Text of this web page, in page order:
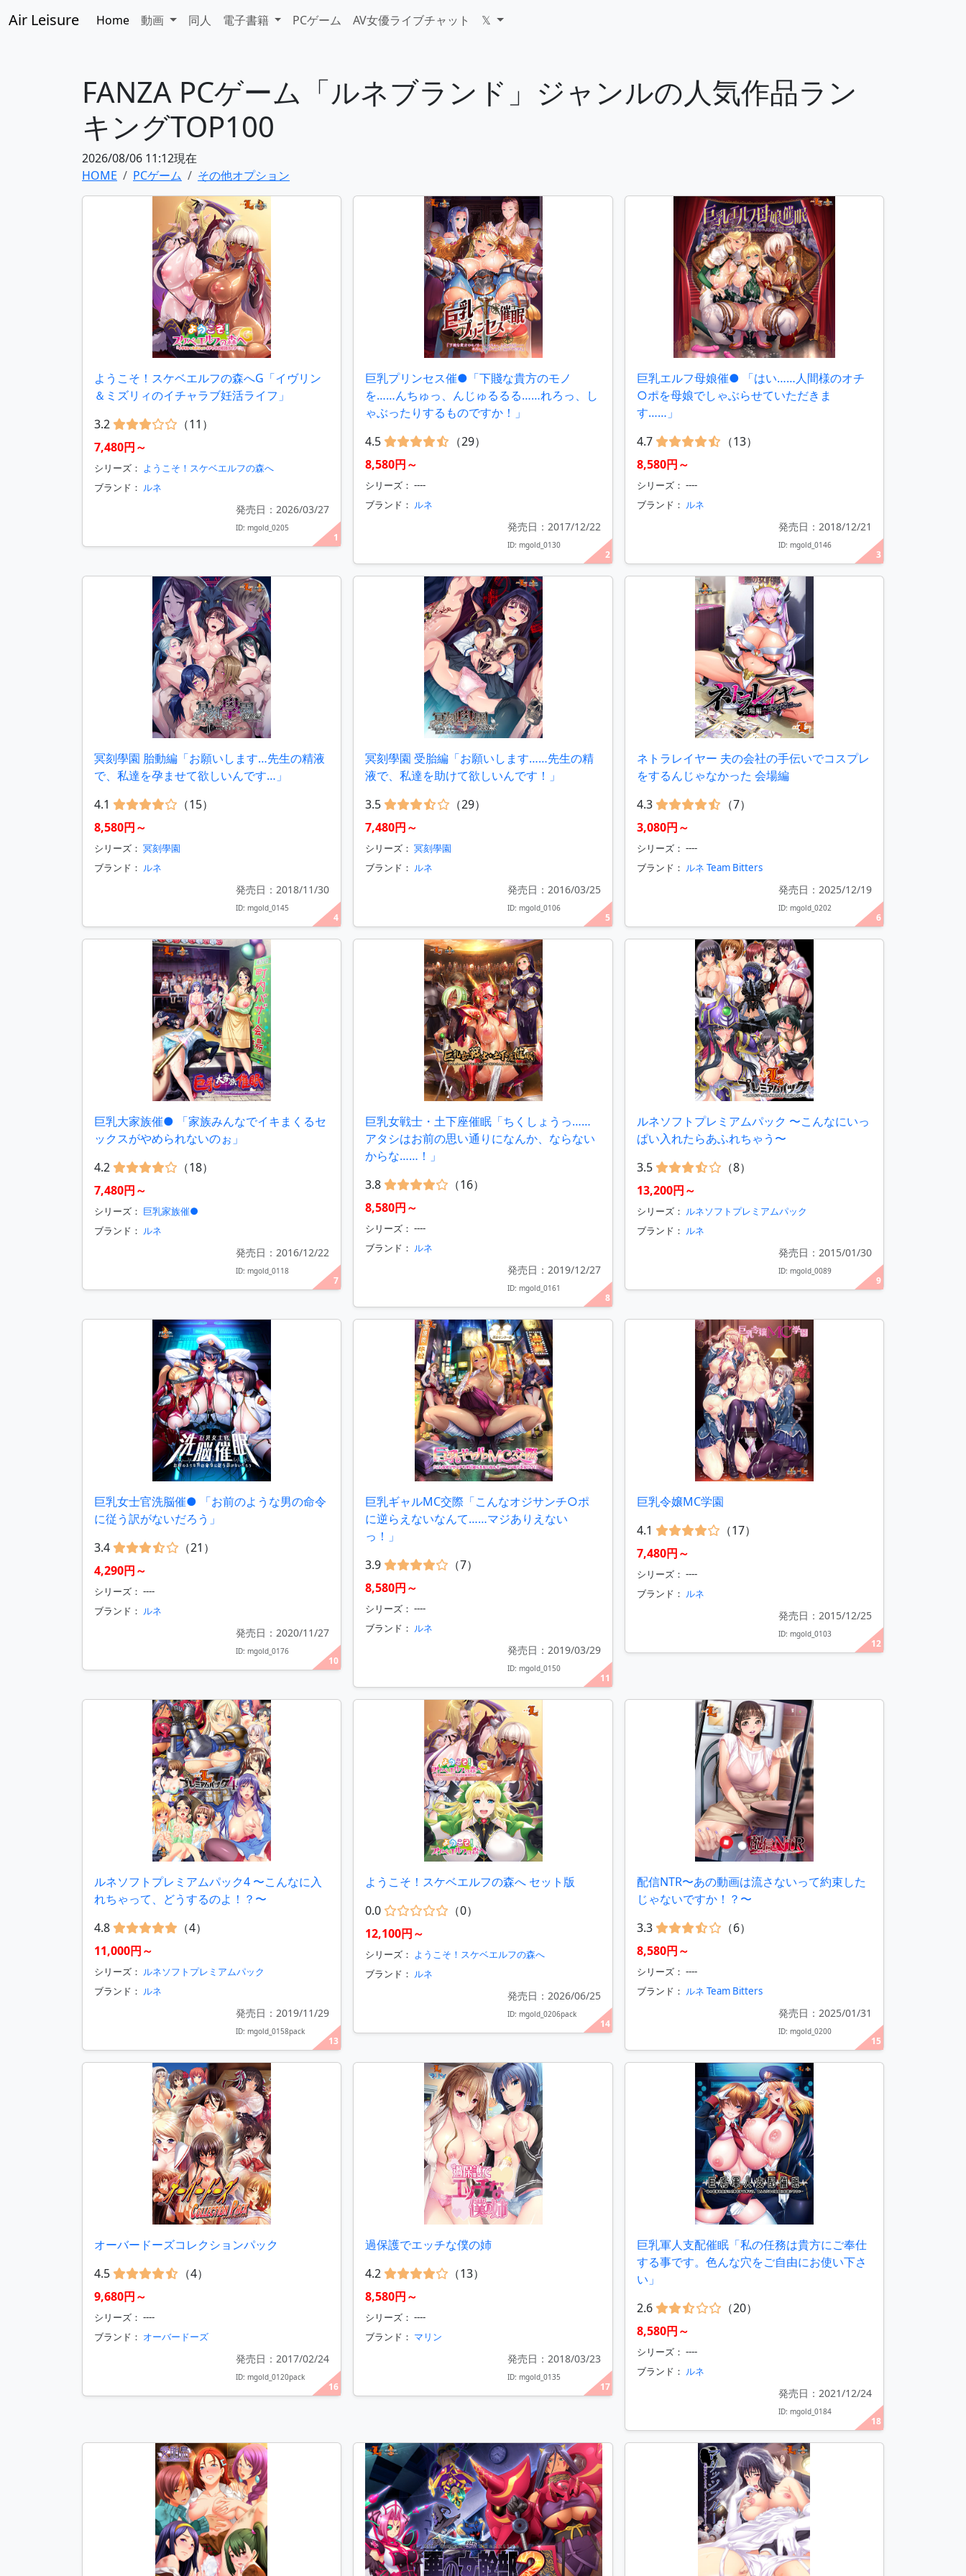
Air Leisure Home 動画 同人 電子書籍 PCゲーム AV女優ライブチャット 𝕏
FANZA PCゲーム「ルネブランド」ジャンルの人気作品ラン
キングTOP100
2026/08/06 11:12現在
HOME
PCゲーム その他オプション
1
ようこそ！スケベエルフの森へG「イヴリン
＆ミズリィのイチャラブ妊活ライフ」
3.2
（11）
7,480円～
シリーズ： ようこそ！スケベエルフの森へ
ブランド： ルネ
発売日：2026/03/27
ID: mgold_0205
2
巨乳プリンセス催●「下賤な貴方のモノ
を……んちゅっ、んじゅるるる……れろっ、し
ゃぶったりするものですか！」
4.5
（29）
8,580円～
シリーズ： ----
ブランド： ルネ
発売日：2017/12/22
ID: mgold_0130
3
巨乳エルフ母娘催● 「はい……人間様のオチ
○ポを母娘でしゃぶらせていただきま
す……」
4.7
（13）
8,580円～
シリーズ： ----
ブランド： ルネ
発売日：2018/12/21
ID: mgold_0146
4
冥刻學園 胎動編「お願いします…先生の精液
で、私達を孕ませて欲しいんです…」
4.1
（15）
8,580円～
シリーズ： 冥刻學園
ブランド： ルネ
発売日：2018/11/30
ID: mgold_0145
5
冥刻學園 受胎編「お願いします……先生の精
液で、私達を助けて欲しいんです！」
3.5
（29）
7,480円～
シリーズ：冥刻學園
ブランド： ルネ
発売日：2016/03/25
ID: mgold_0106
6
ネトラレイヤー 夫の会社の手伝いでコスプレ
をするんじゃなかった 会場編
4.3
（7）
3,080円～
シリーズ： ----
ブランド： ルネ Team Bitters
発売日：2025/12/19
ID: mgold_0202
7
巨乳大家族催● 「家族みんなでイキまくるセ
ックスがやめられないのぉ」
4.2
（18）
7,480円～
シリーズ： 巨乳家族催●
ブランド： ルネ
発売日：2016/12/22
ID: mgold_0118
8
巨乳女戦士・土下座催眠「ちくしょうっ……
アタシはお前の思い通りになんか、ならない
からな……！」
3.8
（16）
8,580円～
シリーズ： ----
ブランド： ルネ
発売日：2019/12/27
ID: mgold_0161
9
ルネソフトプレミアムパック 〜こんなにいっ
ぱい入れたらあふれちゃう〜
3.5
（8）
13,200円～
シリーズ： ルネソフトプレミアムパック
ブランド： ルネ
発売日：2015/01/30
ID: mgold_0089
10
巨乳女士官洗脳催● 「お前のような男の命令
に従う訳がないだろう」
3.4
（21）
4,290円～
シリーズ： ----
ブランド： ルネ
発売日：2020/11/27
ID: mgold_0176
11
巨乳ギャルMC交際「こんなオジサンチ○ポ
に逆らえないなんて……マジありえない
っ！」
3.9
（7）
8,580円～
シリーズ： ----
ブランド： ルネ
発売日：2019/03/29
ID: mgold_0150
12
巨乳令嬢MC学園
4.1
（17）
7,480円～
シリーズ： ----
ブランド： ルネ
発売日：2015/12/25
ID: mgold_0103
13
ルネソフトプレミアムパック4 〜こんなに入
れちゃって、どうするのよ！？〜
4.8
（4）
11,000円～
シリーズ： ルネソフトプレミアムパック
ブランド： ルネ
発売日：2019/11/29
ID: mgold_0158pack
14
ようこそ！スケベエルフの森へ セット版
0.0
（0）
12,100円～
シリーズ： ようこそ！スケベエルフの森へ
ブランド： ルネ
発売日：2026/06/25
ID: mgold_0206pack
15
配信NTR〜あの動画は流さないって約束した
じゃないですか！？〜
3.3
（6）
8,580円～
シリーズ： ----
ブランド： ルネ Team Bitters
発売日：2025/01/31
ID: mgold_0200
16
オーバードーズコレクションパック
4.5
（4）
9,680円～
シリーズ： ----
ブランド： オーバードーズ
発売日：2017/02/24
ID: mgold_0120pack
17
過保護でエッチな僕の姉
4.2
（13）
8,580円～
シリーズ： ----
ブランド： マリン
発売日：2018/03/23
ID: mgold_0135
18
巨乳軍人支配催眠「私の任務は貴方にご奉仕
する事です。色んな穴をご自由にお使い下さ
い」
2.6
（20）
8,580円～
シリーズ： ----
ブランド： ルネ
発売日：2021/12/24
ID: mgold_0184